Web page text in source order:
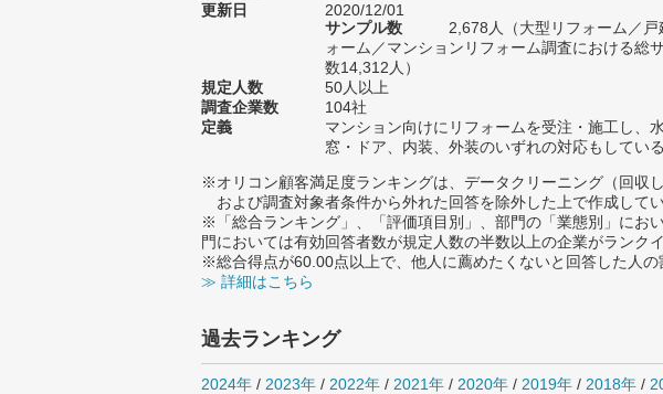
更新日
2020/12/01
サンプル数
2,678人（大型リフォーム／戸
ォーム／マンションリフォーム調査における総
数14,312人）
規定人数
50人以上
調査企業数
104社
定義
マンション向けにリフォームを受注・施工し、水
窓・ドア、内装、外装のいずれの対応もしてい
※オリコン顧客満足度ランキングは、データクリーニング（回収
および調査対象者条件から外れた回答を除外した上で作成してい
※「総合ランキング」、「評価項目別」、部門の「業態別」にお
門においては有効回答者数が規定人数の半数以上の企業がランク
※総合得点が60.00点以上で、他人に薦めたくないと回答した人
≫ 詳細はこちら
過去ランキング
2024年 / 2023年 / 2022年 / 2021年 / 2020年 / 2019年 / 2018年 /